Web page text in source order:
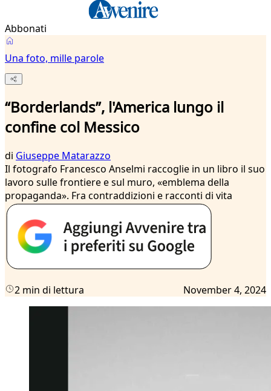
Abbonati
Una foto, mille parole
“Borderlands”, l'America lungo il
confine col Messico
di Giuseppe Matarazzo
Il fotografo Francesco Anselmi raccoglie in un libro il suo
lavoro sulle frontiere e sul muro, «emblema della
propaganda». Fra contraddizioni e racconti di vita
2 min di lettura November 4, 2024